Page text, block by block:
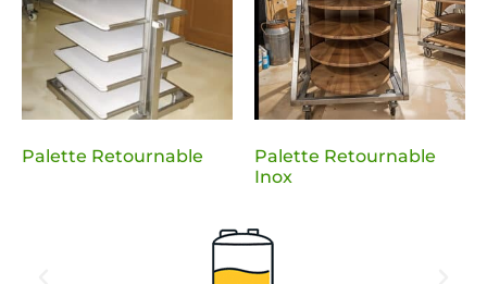
Palette Retournable
Palette Retournable
Inox